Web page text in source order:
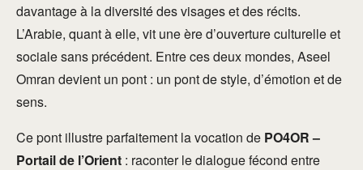
davantage à la diversité des visages et des récits.
L’Arabie, quant à elle, vit une ère d’ouverture culturelle et
sociale sans précédent. Entre ces deux mondes, Aseel
Omran devient un pont : un pont de style, d’émotion et de
sens.
Ce pont illustre parfaitement la vocation de PO4OR –
Portail de l’Orient : raconter le dialogue fécond entre